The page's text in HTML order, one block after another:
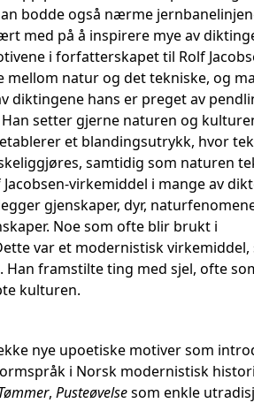
bodde også nærme
med på å inspirere mye av
i forfatterskapet til Rolf
natur og det tekniske, og
diktingene hans er preget av
setter gjerne naturen og
et blandingsutrykk, hvor
samtidig som naturen
virkemiddel i mange av
gjenskaper, dyr,
Noe som ofte blir brukt i
var et modernistisk virkemiddel,
Han framstilte ting med sjel, ofte
kulturen.
nye upoetiske motiver som
i Norsk modernistisk
, Pusteøvelsesom enkle